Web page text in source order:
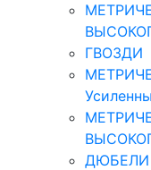
ГВОЗДИ
ДЮБЕЛИ